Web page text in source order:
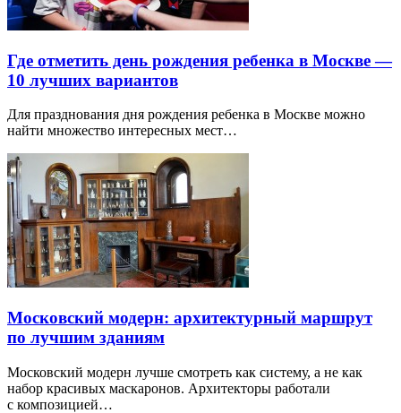
Где отметить день рождения ребенка в Москве —
10 лучших вариантов
Для празднования дня рождения ребенка в Москве можно
найти множество интересных мест…
Московский модерн: архитектурный маршрут
по лучшим зданиям
Московский модерн лучше смотреть как систему, а не как
набор красивых маскаронов. Архитекторы работали
с композицией…